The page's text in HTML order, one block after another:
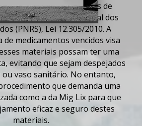
está entre as medidas de
da Política Nacional dos
(PNRS), Lei 12.305/2010. A
de medicamentos vencidos visa
materiais possam ter uma
evitando que sejam despejados
ou vaso sanitário. No entanto,
que demanda uma
como a da Mig Lix para que
eficaz e seguro destes
materiais.